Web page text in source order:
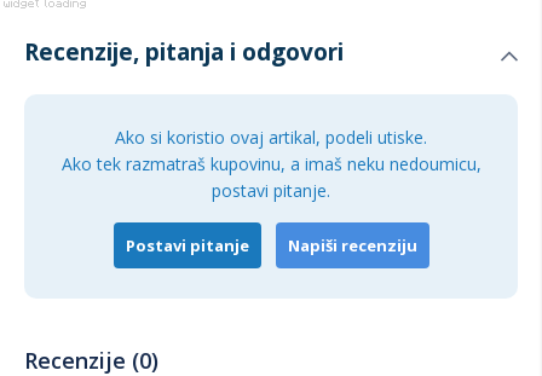
Recenzije, pitanja i odgovori
Ako si koristio ovaj artikal, podeli utiske.
Ako tek razmatraš kupovinu, a imaš neku nedoumicu,
postavi pitanje.
Postavi pitanje Napiši recenziju
Recenzije (0)